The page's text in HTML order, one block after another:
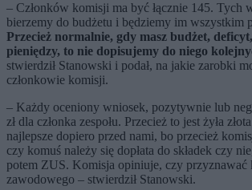
– Członków komisji ma być łącznie 145. Tych
bierzemy do budżetu i będziemy im wszystkim
Przecież normalnie, gdy masz budżet,
pieniędzy, to nie dopisujemy do niego
stwierdził Stanowski i podał, na jakie zarobki
członkowie komisji.
– Każdy oceniony wniosek, pozytywnie lub
zł dla członka zespołu. Przecież to jest żyła
najlepsze dopiero przed nami, bo przecież
czy komuś należy się dopłata do składek czy
potem ZUS. Komisja opiniuje, czy przyznawać
zawodowego – stwierdził Stanowski.